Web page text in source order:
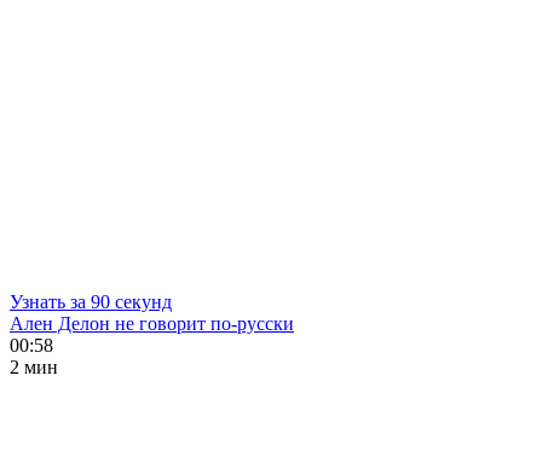
Узнать за 90 секунд
Ален Делон не говорит по-русски
00:58
2 мин